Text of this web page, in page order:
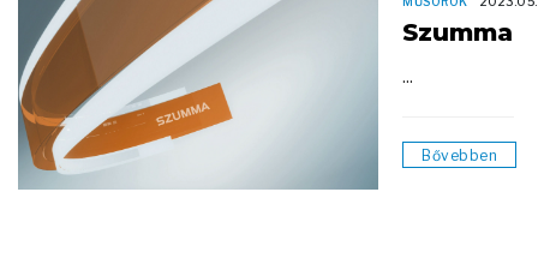
Szumma
...
Bővebben